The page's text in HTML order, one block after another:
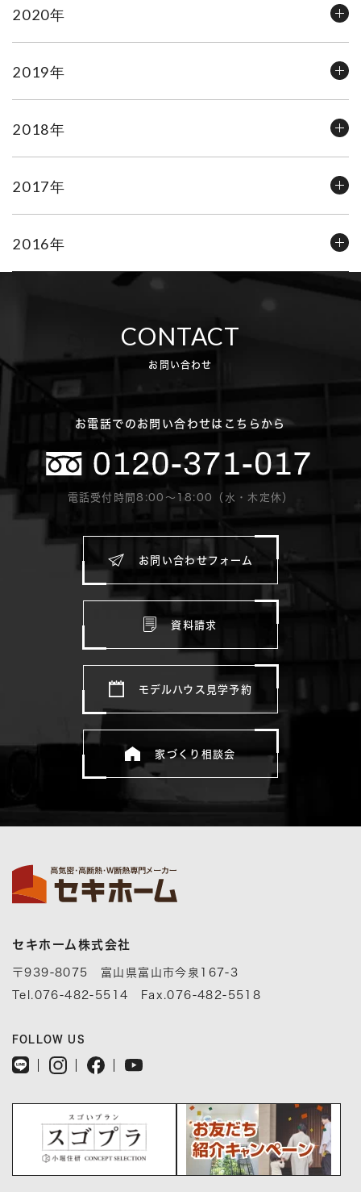
2020年
2019年
2018年
2017年
2016年
CONTACT
お問い合わせ
お電話でのお問い合わせはこちらから
電話受付時間8:00〜18:00（水・木定休）
お問い合わせフォーム
資料請求
モデルハウス見学予約
家づくり相談会
セキホーム株式会社
〒939-8075 富山県富山市今泉167-3
Tel.076-482-5514 Fax.076-482-5518
FOLLOW US